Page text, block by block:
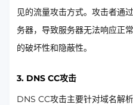
见的流量攻击方式。攻击者通
务器，导致服务器无法响应正
的破坏性和隐蔽性。
3. DNS CC攻击
DNS CC攻击主要针对域名解